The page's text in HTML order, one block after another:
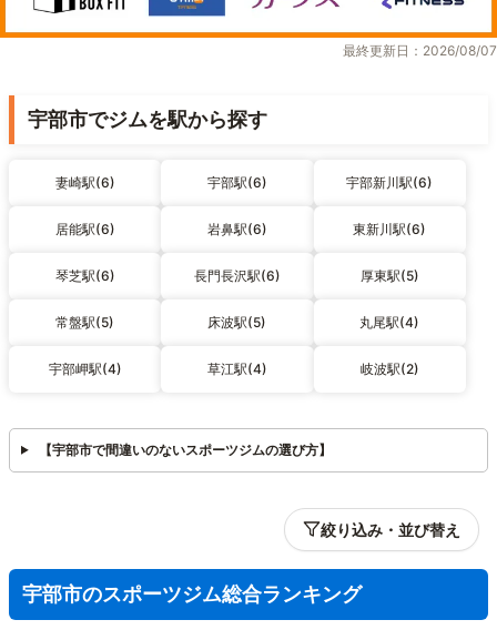
最終更新日：2026/08/07
宇部市でジムを駅から探す
妻崎駅(6) 宇部駅(6) 宇部新川駅(6)
居能駅(6) 岩鼻駅(6) 東新川駅(6)
琴芝駅(6) 長門長沢駅(6) 厚東駅(5)
常盤駅(5) 床波駅(5) 丸尾駅(4)
宇部岬駅(4) 草江駅(4) 岐波駅(2)
【宇部市で間違いのないスポーツジムの選び方】
絞り込み・並び替え
宇部市のスポーツジム総合ランキング